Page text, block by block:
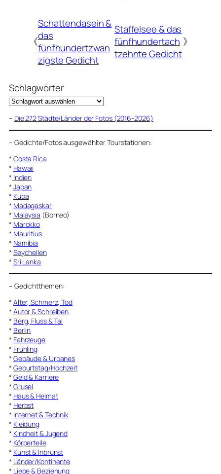
《
Schattendasein &
das
fünfhundertzwan
zigste Gedicht
Staffelsee & das
fünfhundertach
tzehnte Gedicht
》
Schlagwörter
– Die 272 Städte/Länder der Fotos (2016-2026)
– Gedichte/Fotos ausgewählter Tourstationen:
* Costa Rica
* Hawaii
* Indien
* Japan
* Kuba
* Madagaskar
* Malaysia (Borneo)
* Marokko
* Mauritius
* Namibia
* Seychellen
* Sri Lanka
– Gedichtthemen:
* Alter, Schmerz, Tod
* Autor & Schreiben
* Berg, Fluss & Tal
* Berlin
* Fahrzeuge
* Frühling
* Gebäude & Urbanes
* Geburtstag/Hochzeit
* Geld & Karriere
* Grusel
* Haus & Heimat
* Herbst
* Internet & Technik
* Kleidung
* Kindheit & Jugend
* Körperteile
* Kunst & Inbrunst
* Länder/Kontinente
* Liebe & Beziehung